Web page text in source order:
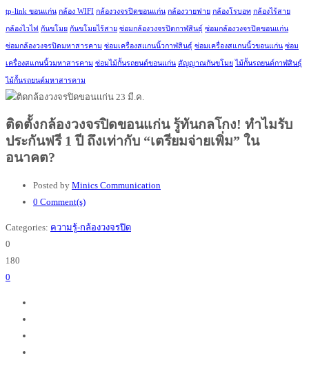
tp-link ขอนแก่น กล้อง WIFI กล้องวงจรปิดขอนแก่น กล้องวายฟาย กล้องโรบอท กล้องไร้สาย
กล้องไวไฟ กันขโมย กันขโมยไร้สาย ซ่อมกล้องวงจรปิดกาฬสินธุ์ ซ่อมกล้องวงจรปิดขอนแก่น
ซ่อมกล้องวงจรปิดมหาสารคาม ซ่อมเครื่องสแกนนิ้วกาฬสินธุ์ ซ่อมเครื่องสแกนนิ้วขอนแก่น ซ่อม
เครื่องสแกนนิ้วมหาสารคาม ซ่อมไม้กั้นรถยนต์ขอนแก่น สัญญาณกันขโมย ไม้กั้นรถยนต์กาฬสินธุ์
ไม้กั้นรถยนต์มหาสารคาม
23 มี.ค.
ติดตั้งกล้องวงจรปิดขอนแก่น รู้ทันกลโกง! ทำไมรับ
ประกันฟรี 1 ปี ถึงเท่ากับ “เตรียมจ่ายเพิ่ม” ใน
อนาคต?
Posted by Minics Communication
0 Comment(s)
Categories: ความรู้-กล้องวงจรปิด
0
180
0